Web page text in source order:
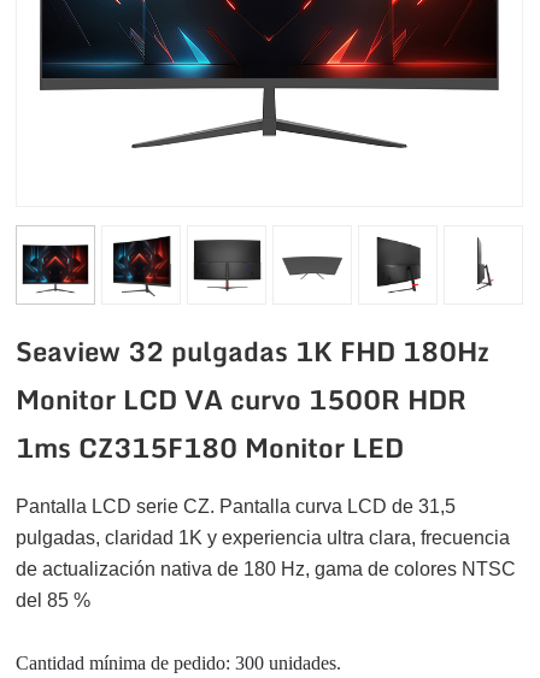
Seaview 32 pulgadas 1K FHD 180Hz
Monitor LCD VA curvo 1500R HDR
1ms CZ315F180 Monitor LED
Pantalla LCD serie CZ. Pantalla curva LCD de 31,5
pulgadas, claridad 1K y experiencia ultra clara, frecuencia
de actualización nativa de 180 Hz, gama de colores NTSC
del 85 %
Cantidad mínima de pedido: 300 unidades.